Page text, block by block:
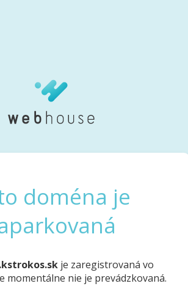
doména je
je zaregistrovaná vo
momentálne nie je prevádzkovaná.